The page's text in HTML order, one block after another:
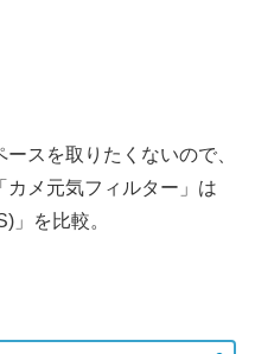
スを取りたくないので、
メ元気フィルター」は
」を比較。